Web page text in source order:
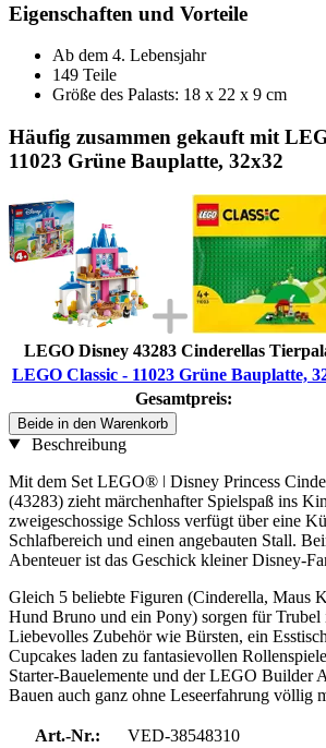
Eigenschaften und Vorteile
Ab dem 4. Lebensjahr
149 Teile
Größe des Palasts: 18 x 22 x 9 cm
Häufig zusammen gekauft mit
11023 Grüne Bauplatte, 32x32
LEGO Disney 43283 Cinderellas
LEGO Classic - 11023 Grüne Bauplatte,
Gesamtpreis:
Beide in den Warenkorb
Beschreibung
Mit dem Set LEGO® ǀ Disney Princess
(43283) zieht märchenhafter Spielspaß ins
zweigeschossige Schloss verfügt über eine
Schlafbereich und einen angebauten Stall.
Abenteuer ist das Geschick kleiner Disney-
Gleich 5 beliebte Figuren (Cinderella, Maus
Hund Bruno und ein Pony) sorgen für Trubel
Liebevolles Zubehör wie Bürsten, ein
Cupcakes laden zu fantasievollen
Starter-Bauelemente und der LEGO Builder
Bauen auch ganz ohne Leseerfahrung völlig
Art.-Nr.:
VED-38548310